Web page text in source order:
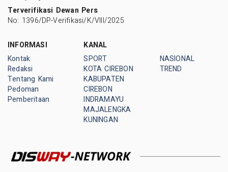
Terverifikasi Dewan Pers
No: 1396/DP-Verifikasi/K/VIII/2025
INFORMASI
Kontak
Redaksi
Tentang Kami
Pedoman
Pemberitaan
KANAL
SPORT
KOTA CIREBON
KABUPATEN
CIREBON
INDRAMAYU
MAJALENGKA
KUNINGAN
NASIONAL
TREND